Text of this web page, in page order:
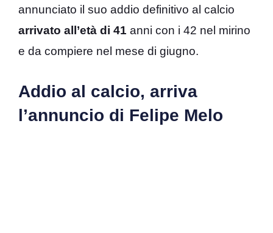
annunciato il suo addio definitivo al calcio
arrivato all’età di 41 anni con i 42 nel mirino
e da compiere nel mese di giugno.
Addio al calcio, arriva
l’annuncio di Felipe Melo